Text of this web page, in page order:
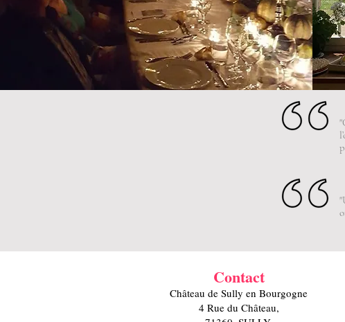
Contact
Château de Sully en Bourgogne
4 Rue du Château,